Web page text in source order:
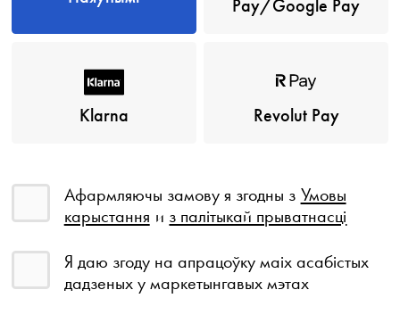
Pay/Google Pay
Klarna Revolut Pay
Афармляючы замову я згодны з Умовы
карыстання и з палітыкай прыватнасці
Я даю згоду на апрацоўку маіх асабістых
дадзеных у маркетынгавых мэтах